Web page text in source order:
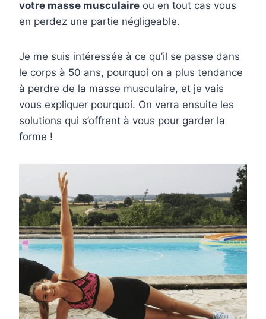
votre masse musculaire ou en tout cas vous
en perdez une partie négligeable.
Je me suis intéressée à ce qu’il se passe dans
le corps à 50 ans, pourquoi on a plus tendance
à perdre de la masse musculaire, et je vais
vous expliquer pourquoi. On verra ensuite les
solutions qui s’offrent à vous pour garder la
forme !